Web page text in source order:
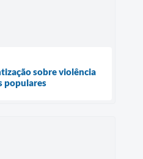
sobre violência
populares